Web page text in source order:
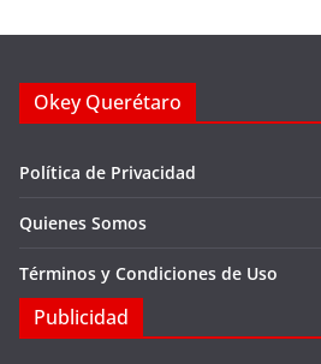
Okey Querétaro
Política de Privacidad
Quienes Somos
Términos y Condiciones de Uso
Publicidad